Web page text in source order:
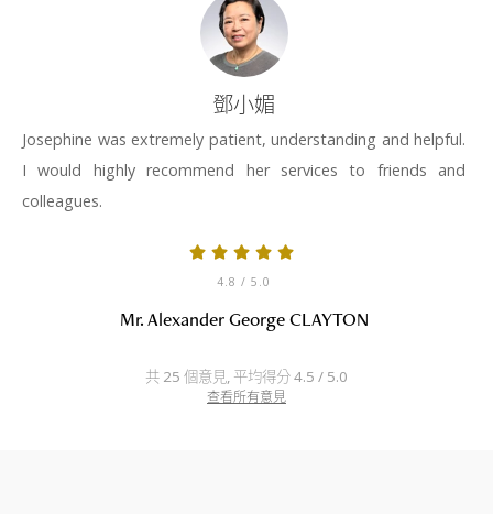
鄧小媚
Josephine was extremely patient, understanding and helpful.
I would highly recommend her services to friends and
colleagues.
4.8 / 5.0
Mr. Alexander George CLAYTON
共 25 個意見, 平均得分 4.5 / 5.0
查看所有意見